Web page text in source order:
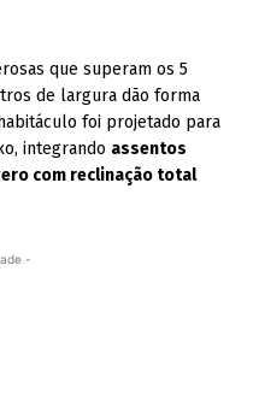
que superam os 5
de largura dão forma
foi projetado para
integrando assentos
com reclinação total
-